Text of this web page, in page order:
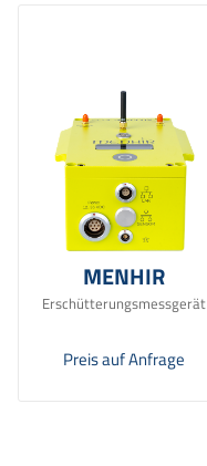
MENHIR
Erschütterungsmessgerät
Preis auf Anfrage